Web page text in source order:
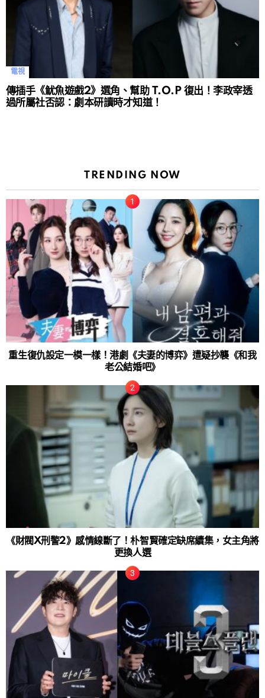
電視
傳插手《魷魚遊戲2》選角、幫助 T.O.P 復出！李政宰透
過所屬社否認：劇本研讀時才知道！
TRENDING NOW
重生復仇設定一模一樣！港劇《夫妻的博弈》遭疑抄襲《和我
老公結婚吧》
《財閥X刑警2》感情線斷了！朴智賢確定缺席續集，女主角將
更換人選